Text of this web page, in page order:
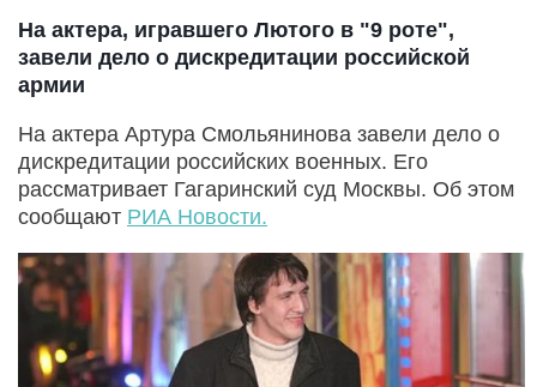
На актера, игравшего Лютого в "9 роте",
завели дело о дискредитации российской
армии
На актера Артура Смольянинова завели дело о
дискредитации российских военных. Его
рассматривает Гагаринский суд Москвы. Об этом
сообщают РИА Новости.